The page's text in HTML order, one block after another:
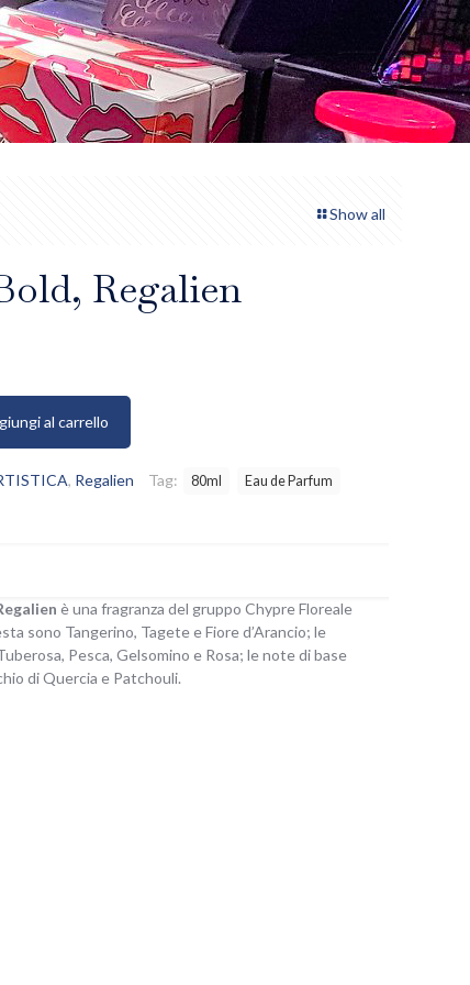
Show all
Regalien
al carrello
, Regalien Tag: 80ml
Eau de Parfum
è una fragranza del gruppo Chypre Floreale
sono Tangerino, Tagete e Fiore d’Arancio; le
Pesca, Gelsomino e Rosa; le note di base
di Quercia e Patchouli.